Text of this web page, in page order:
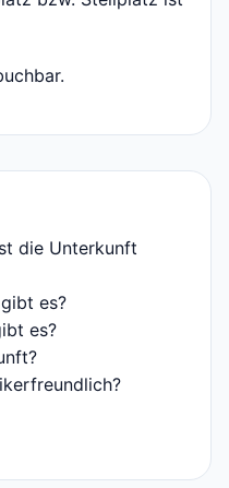
die Unterkunft
es?
es?